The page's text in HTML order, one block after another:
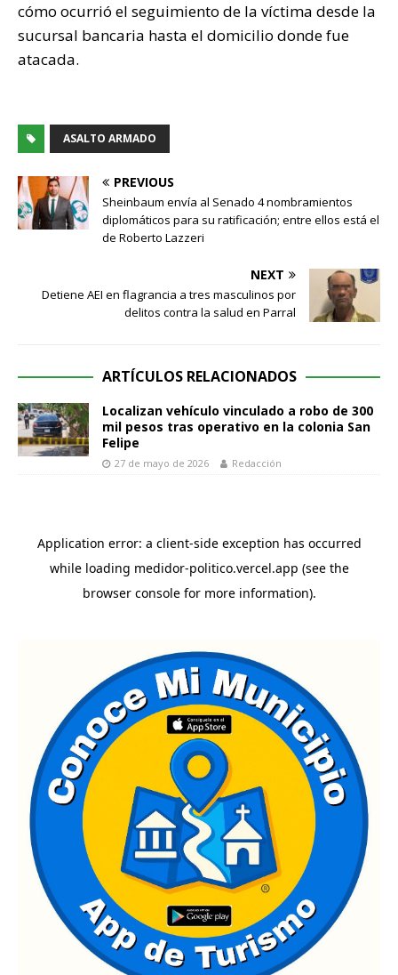
cómo ocurrió el seguimiento de la víctima desde la
sucursal bancaria hasta el domicilio donde fue
atacada.
ASALTO ARMADO
PREVIOUS
Sheinbaum envía al Senado 4 nombramientos
diplomáticos para su ratificación; entre ellos está el
de Roberto Lazzeri
NEXT
Detiene AEI en flagrancia a tres masculinos por
delitos contra la salud en Parral
ARTÍCULOS RELACIONADOS
Localizan vehículo vinculado a robo de 300
mil pesos tras operativo en la colonia San
Felipe
27 de mayo de 2026 Redacción